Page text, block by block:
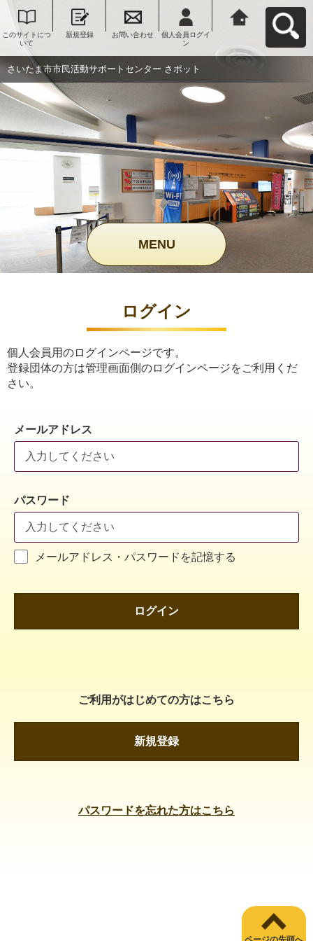
このサイトにつ
いて
新規登録 お問い合わせ
個人会員ログイ
ン
ンター さポット
へ戻る
さいたま市市民活動サポートセンター さポット
MENU
ログイン
個人会員用のログインページです。
登録団体の方は管理画面側のログインページをご利用くだ
さい。
メールアドレス
パスワード
メールアドレス・パスワードを記憶する
ログイン
ご利用がはじめての方はこちら
新規登録
パスワードを忘れた方はこちら